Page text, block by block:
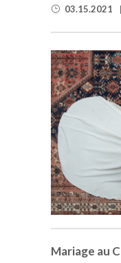
03.15.2021
Mariage au